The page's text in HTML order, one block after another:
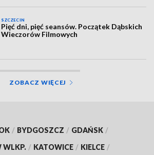
SZCZECIN
Pięć dni, pięć seansów. Początek Dąbskich
Wieczorów Filmowych
ZOBACZ WIĘCEJ
/ BYDGOSZCZ / GDAŃSK /
WLKP. / KATOWICE / KIELCE /